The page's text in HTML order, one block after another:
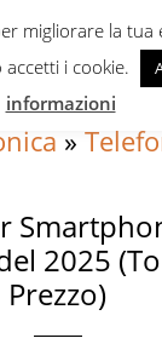
»
2025
Prezzo)
migliorare la tua
i cookie.
informazioni